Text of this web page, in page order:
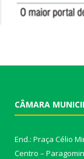
CÂMARA
End.: Praça Célio
Centro –